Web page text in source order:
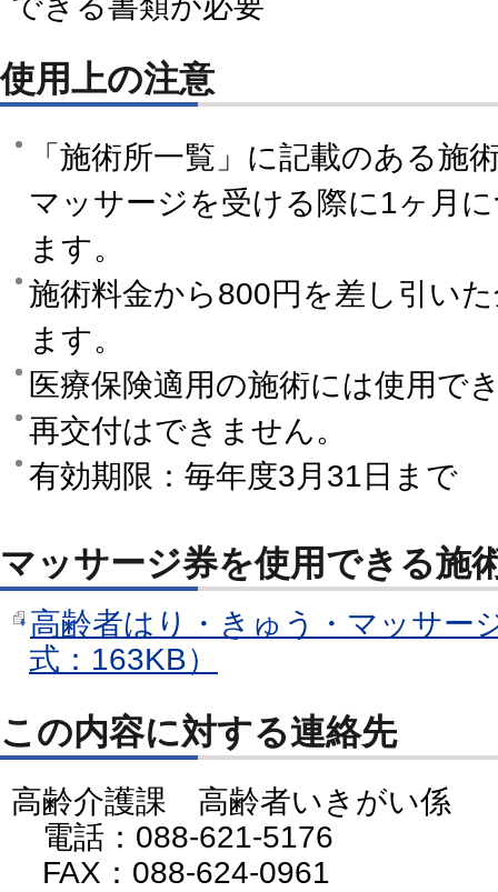
使用上の注意
「施術所一覧」に記載のある施
マッサージを受ける際に1ヶ月
ます。
施術料金から800円を差し引い
ます。
医療保険適用の施術には使用で
再交付はできません。
有効期限：毎年度3月31日まで
マッサージ券を使用できる施
高齢者はり・きゅう・マッサー
式：163KB）
この内容に対する連絡先
高齢介護課 高齢者いきがい係
電話：088-621-5176
FAX：088-624-0961